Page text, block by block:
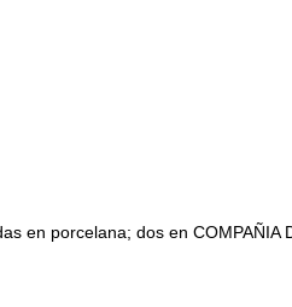
en porcelana; dos en COMPAÑIA